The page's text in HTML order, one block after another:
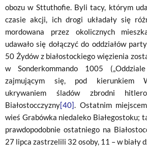
obozu w Sttuthofie. Byli tacy, którym
czasie akcji, ich drogi układały się
mordowana przez okolicznych
udawało się dołączyć do oddziałów
50 Żydów z białostockiego więzienia
w Sonderkommando 1005
zajmującym się, pod kierunkiem
ukrywaniem śladów zbrodni
Białostocczyzny[40]. Ostatnim
wieś Grabówka niedaleko Białegostoku;
prawdopodobnie ostatniego na
27 lipca zastrzelili 32 osoby, 11 – w biały